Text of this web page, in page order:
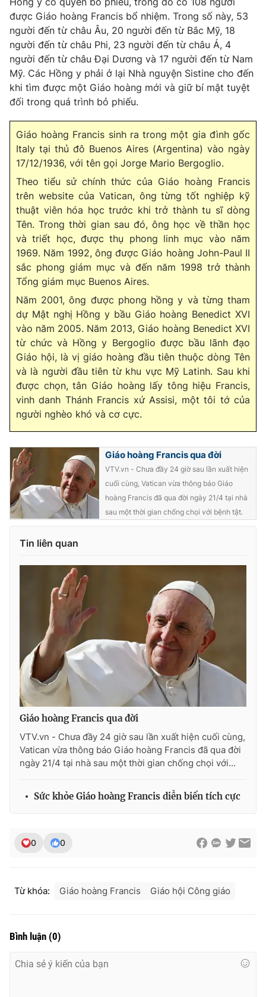
được Giáo hoàng Francis bổ nhiệm. Trong số này, 53
người đến từ châu Âu, 20 người đến từ Bắc Mỹ, 18
người đến từ châu Phi, 23 người đến từ châu Á, 4
người đến từ châu Đại Dương và 17 người đến từ Nam
Mỹ. Các Hồng y phải ở lại Nhà nguyện Sistine cho đến
khi tìm được một Giáo hoàng mới và giữ bí mật tuyệt
đối trong quá trình bỏ phiếu.
Giáo hoàng Francis sinh ra trong một gia đình gốc
Italy tại thủ đô Buenos Aires (Argentina) vào ngày
17/12/1936, với tên gọi Jorge Mario Bergoglio.
Theo tiểu sử chính thức của Giáo hoàng Francis
trên website của Vatican, ông từng tốt nghiệp kỹ
thuật viên hóa học trước khi trở thành tu sĩ dòng
Tên. Trong thời gian sau đó, ông học về thần học
và triết học, được thụ phong linh mục vào năm
1969. Năm 1992, ông được Giáo hoàng John-Paul II
sắc phong giám mục và đến năm 1998 trở thành
Tổng giám mục Buenos Aires.
Năm 2001, ông được phong hồng y và từng tham
dự Mật nghị Hồng y bầu Giáo hoàng Benedict XVI
vào năm 2005. Năm 2013, Giáo hoàng Benedict XVI
từ chức và Hồng y Bergoglio được bầu lãnh đạo
Giáo hội, là vị giáo hoàng đầu tiên thuộc dòng Tên
và là người đầu tiên từ khu vực Mỹ Latinh. Sau khi
được chọn, tân Giáo hoàng lấy tông hiệu Francis,
vinh danh Thánh Francis xứ Assisi, một tôi tớ của
người nghèo khó và cơ cực.
Giáo hoàng Francis qua đời
VTV.vn - Chưa đầy 24 giờ sau lần xuất hiện
cuối cùng, Vatican vừa thông báo Giáo
hoàng Francis đã qua đời ngày 21/4 tại nhà
sau một thời gian chống chọi với bệnh tật.
Tin liên quan
Giáo hoàng Francis qua đời
VTV.vn - Chưa đầy 24 giờ sau lần xuất hiện cuối cùng,
Vatican vừa thông báo Giáo hoàng Francis đã qua đời
ngày 21/4 tại nhà sau một thời gian chống chọi với...
Sức khỏe Giáo hoàng Francis diễn biến tích cực
0 0
Từ khóa: Giáo hoàng Francis Giáo hội Công giáo
Bình luận (0)